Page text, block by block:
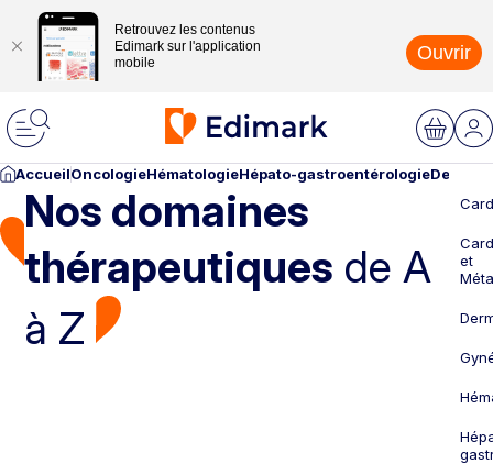
Retrouvez les contenus
Edimark sur l'application
mobile
Ouvrir
AccueilOncologieHématologieHépato-gastroentérologie
Nos domaines
thérapeutiques de A
à Z
et